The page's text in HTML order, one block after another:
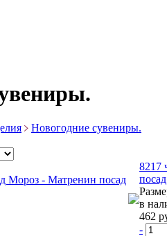
Новогодние сувениры.
Мороз - Матренин посад
8217
посад
в
462
-